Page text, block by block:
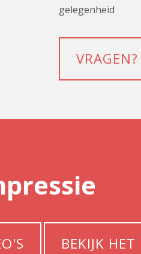
gelegenheid
BEKIJK HET